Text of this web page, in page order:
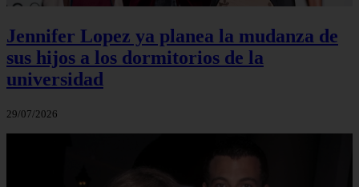
Jennifer Lopez ya planea la mudanza de
sus hijos a los dormitorios de la
universidad
29/07/2026